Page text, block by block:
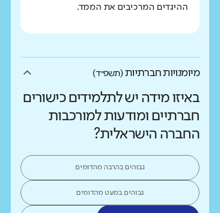
ההיגדים המרכיבים את הממד.
מיומנויות חברתיות (תשפ״ד)
באיזו מידה יש לתלמידים כישורים
חברתיים ומודעות למורכבות
החברה הישראלית?
גבוהים בהרבה מהדומים
גבוהים במעט מהדומים